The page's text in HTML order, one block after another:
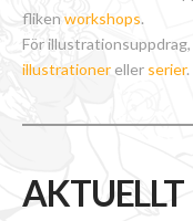
fliken workshops.
För
illustrationer eller serier.
AKTUELLT